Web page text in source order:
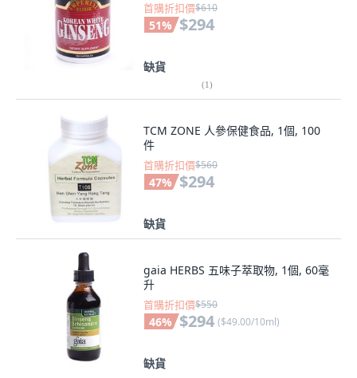
首購折扣價$610
51% $294
缺貨
(1)
TCM ZONE 人參保健食品, 1個, 100
件
首購折扣價$560
47% $294
缺貨
gaia HERBS 五味子萃取物, 1個, 60毫
升
首購折扣價$550
46% $294 ($49.00/10ml)
缺貨